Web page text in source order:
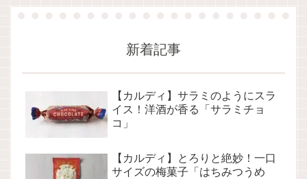
新着記事
【カルディ】サラミのようにスラ
イス！洋酒が香る「サラミチョ
コ」
【カルディ】とろりと絶妙！一口
サイズの梅菓子「はちみつうめ